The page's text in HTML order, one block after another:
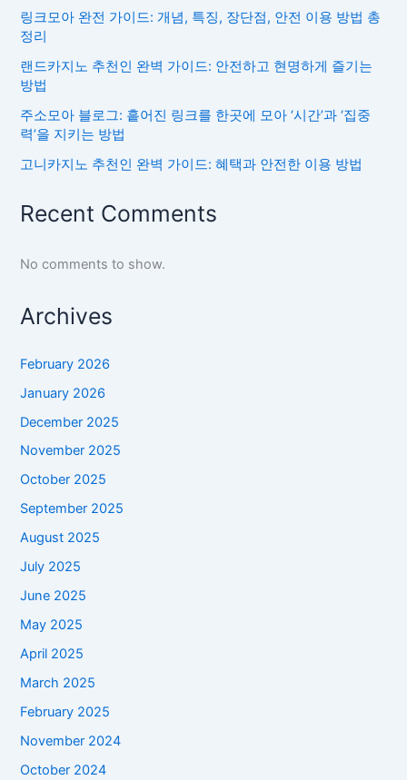
링크모아 완전 가이드: 개념, 특징, 장단점, 안전 이용 방법 총
정리
랜드카지노 추천인 완벽 가이드: 안전하고 현명하게 즐기는
방법
주소모아 블로그: 흩어진 링크를 한곳에 모아 ‘시간’과 ‘집중
력’을 지키는 방법
고니카지노 추천인 완벽 가이드: 혜택과 안전한 이용 방법
Recent Comments
No comments to show.
Archives
February 2026
January 2026
December 2025
November 2025
October 2025
September 2025
August 2025
July 2025
June 2025
May 2025
April 2025
March 2025
February 2025
November 2024
October 2024